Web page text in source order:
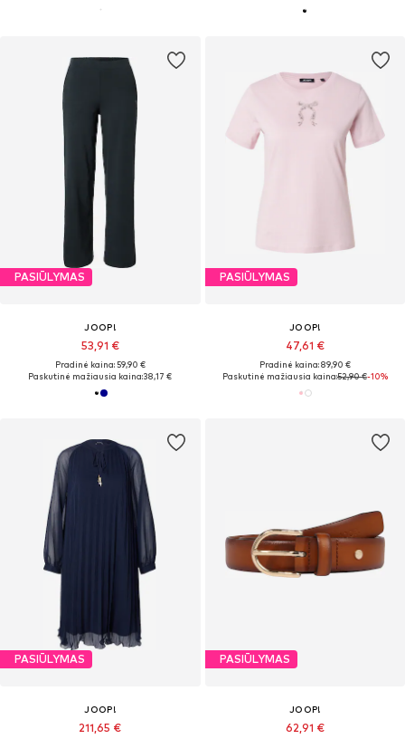
PASIŪLYMAS
JOOP!
53,91 €
Pradinė kaina: 59,90 €
Paskutinė mažiausia kaina:38,17 €
PASIŪLYMAS
JOOP!
47,61 €
Pradinė kaina: 89,90 €
Paskutinė mažiausia kaina:52,90 €-10%
PASIŪLYMAS
JOOP!
211,65 €
PASIŪLYMAS
JOOP!
62,91 €